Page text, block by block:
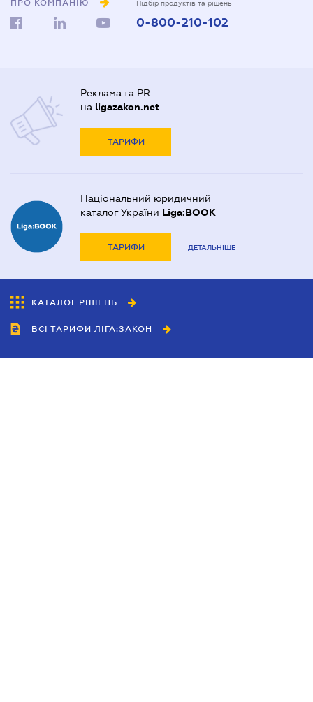
ПРО КОМПАНІЮ Підбір продуктів та рішень
0-800-210-102
Реклама та PR
на ligazakon.net
ТАРИФИ
Національний юридичний
каталог України Liga:BOOK
ТАРИФИ ДЕТАЛЬНІШЕ
КАТАЛОГ РІШЕНЬ
ВСІ ТАРИФИ ЛІГА:ЗАКОН